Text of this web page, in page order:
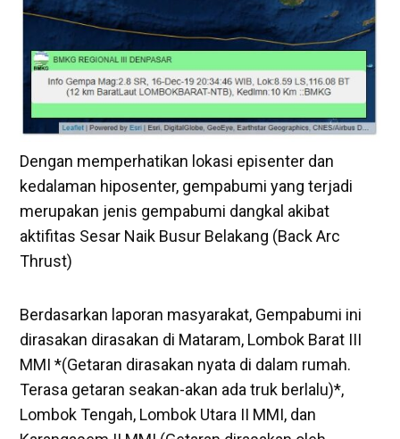
Dengan memperhatikan lokasi episenter dan
kedalaman hiposenter, gempabumi yang terjadi
merupakan jenis gempabumi dangkal akibat
aktifitas Sesar Naik Busur Belakang (Back Arc
Thrust)
Berdasarkan laporan masyarakat, Gempabumi ini
dirasakan dirasakan di Mataram, Lombok Barat III
MMI *(Getaran dirasakan nyata di dalam rumah.
Terasa getaran seakan-akan ada truk berlalu)*,
Lombok Tengah, Lombok Utara II MMI, dan